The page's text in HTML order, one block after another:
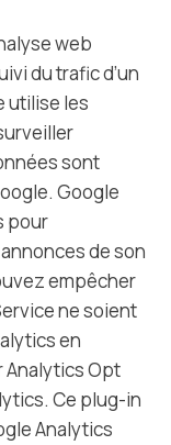
web
du trafic d’un
utilise les
sont
Google
pour
de son
empêcher
ne soient
en
Analytics Opt
Ce plug-in
Analytics